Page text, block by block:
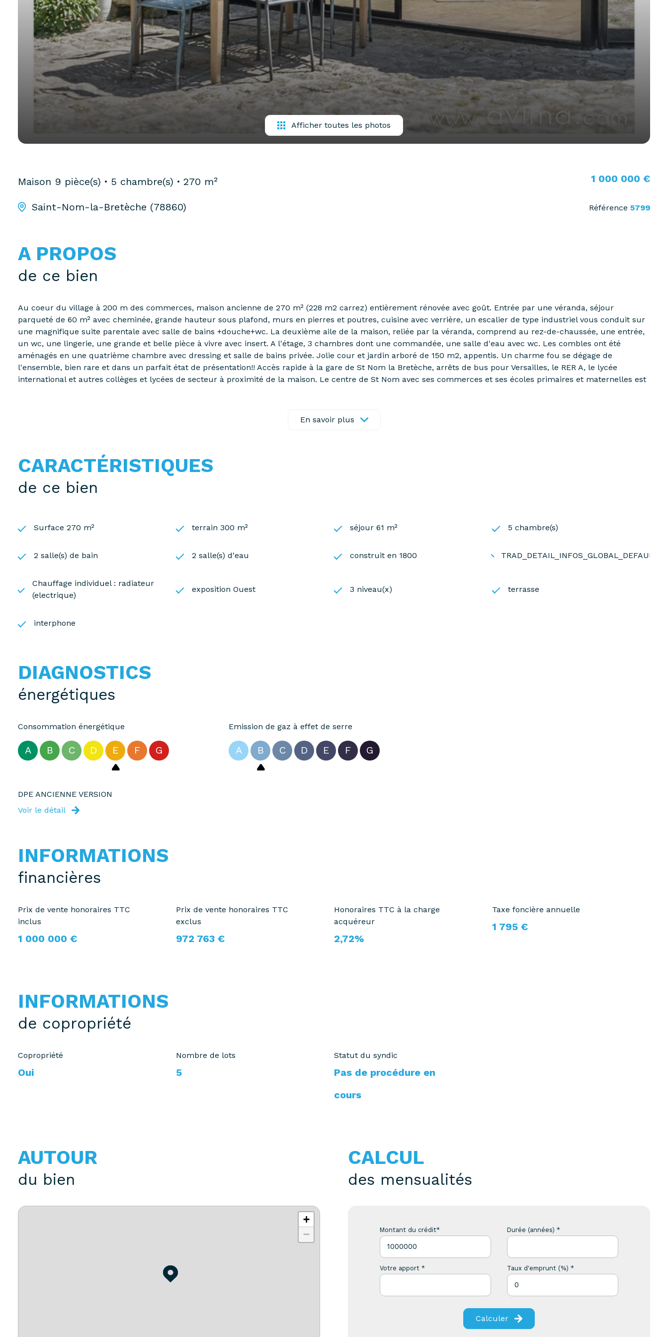
Afficher toutes les photos
Maison 9 pièce(s) 5 chambre(s) 270 m²
Saint-Nom-la-Bretèche (78860)
1 000 000 €
Référence 5799
A PROPOS
de ce bien
Au coeur du village à 200 m des commerces, maison ancienne de 270 m² (228 m2 carrez) entièrement rénovée avec goût. Entrée par une véranda, séjour
parqueté de 60 m² avec cheminée, grande hauteur sous plafond, murs en pierres et poutres, cuisine avec verrière, un escalier de type industriel vous conduit sur
une magnifique suite parentale avec salle de bains +douche+wc. La deuxième aile de la maison, reliée par la véranda, comprend au rez-de-chaussée, une entrée,
un wc, une lingerie, une grande et belle pièce à vivre avec insert. A l'étage, 3 chambres dont une commandée, une salle d'eau avec wc. Les combles ont été
aménagés en une quatrième chambre avec dressing et salle de bains privée. Jolie cour et jardin arboré de 150 m2, appentis. Un charme fou se dégage de
l'ensemble, bien rare et dans un parfait état de présentation!! Accès rapide à la gare de St Nom la Bretèche, arrêts de bus pour Versailles, le RER A, le lycée
international et autres collèges et lycées de secteur à proximité de la maison. Le centre de St Nom avec ses commerces et ses écoles primaires et maternelles est
En savoir plus
CARACTÉRISTIQUES
de ce bien
Surface 270 m² terrain 300 m² séjour 61 m² 5 chambre(s)
2 salle(s) de bain 2 salle(s) d'eau construit en 1800
Chauffage individuel : radiateur
(electrique)
exposition Ouest 3 niveau(x) terrasse
interphone
DIAGNOSTICS
énergétiques
Consommation énergétique
A B C D E F G
Emission de gaz à effet de serre
A B C D E F G
DPE ANCIENNE VERSION
Voir le détail
INFORMATIONS
financières
Prix de vente honoraires TTC
inclus
1 000 000 €
Prix de vente honoraires TTC
exclus
972 763 €
Honoraires TTC à la charge
acquéreur
2,72%
Taxe foncière annuelle
1 795 €
INFORMATIONS
de copropriété
Copropriété
Oui
Nombre de lots
5
Statut du syndic
Pas de procédure en
cours
AUTOUR
du bien
+
−
CALCUL
des mensualités
Montant du crédit* Durée (années) *
Votre apport * Taux d'emprunt (%) *
Calculer